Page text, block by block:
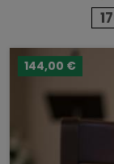
144,00 €